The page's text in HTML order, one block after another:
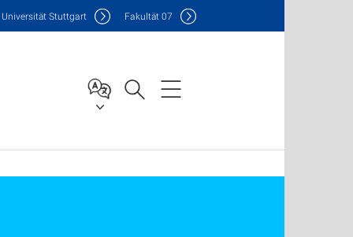
Universität Stuttgart Fakultät07